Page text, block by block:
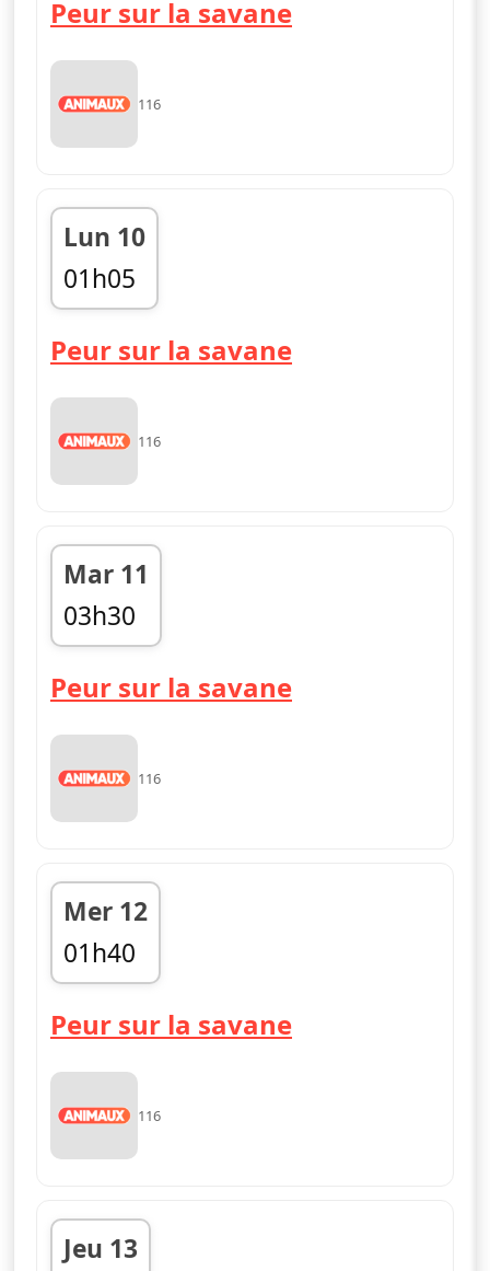
Peur sur la savane
116
Lun 10
01h05
02h00
Peur sur la savane
116
Mar 11
03h30
04h25
Peur sur la savane
116
Mer 12
01h40
02h35
Peur sur la savane
116
Jeu 13